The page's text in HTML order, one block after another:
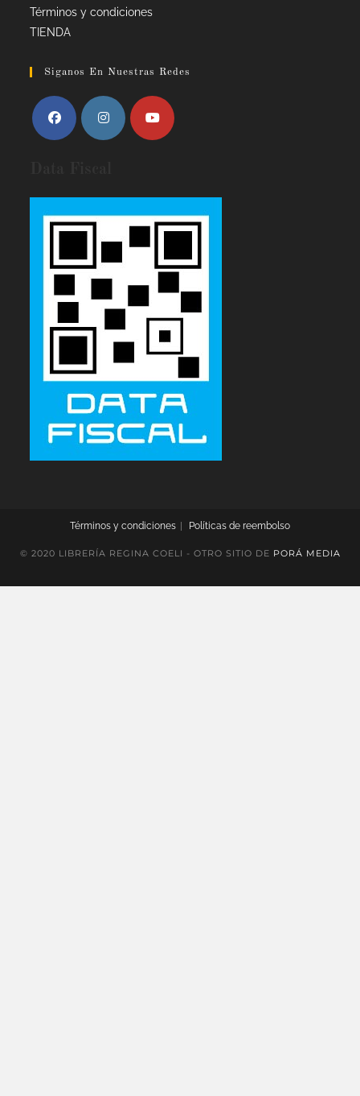
Términos y condiciones
TIENDA
Siganos En Nuestras Redes
Términos y condiciones Políticas de reembolso
© 2020 LIBRERÍA REGINA COELI - OTRO SITIO DE PORÁ MEDIA